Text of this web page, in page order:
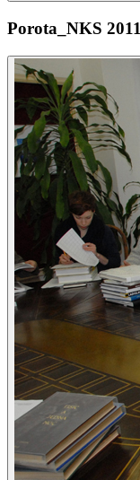
Porota_NKS 2011